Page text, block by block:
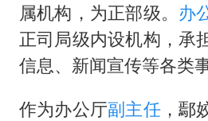
属机构，为正部级。 办
正司局级内设机构，承
信息、新闻宣传等各类事
作为办公厅副主任，鄢